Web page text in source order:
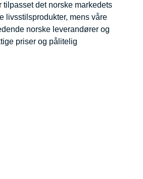
det norske markedets
livsstilsprodukter, mens våre
norske leverandører og
priser og pålitelig